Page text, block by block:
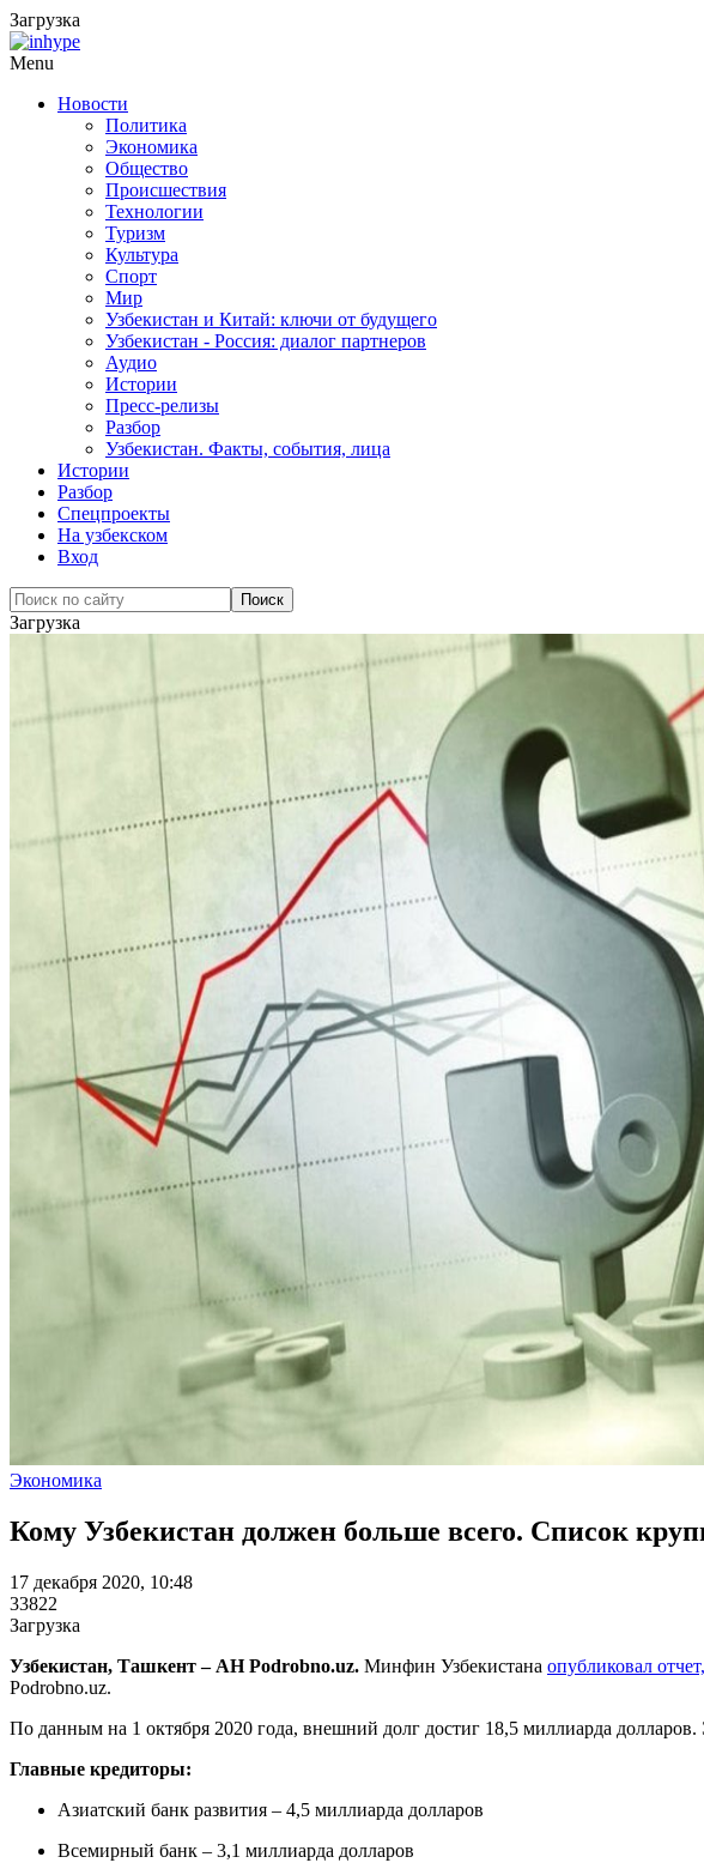
Загрузка
Menu
Новости
Политика
Экономика
Общество
Происшествия
Технологии
Туризм
Культура
Спорт
Мир
Узбекистан и Китай: ключи от будущего
Узбекистан - Россия: диалог партнеров
Аудио
Истории
Пресс-релизы
Разбор
Узбекистан. Факты, события, лица
Истории
Разбор
Спецпроекты
На узбекском
Вход
Загрузка
Экономика
Кому Узбекистан должен больше всего. Список
17 декабря 2020, 10:48
33822
Загрузка
Узбекистан, Ташкент – АН Podrobno.uz. Минфин Узбекистана опубликовал отчет,
Podrobno.uz.
По данным на 1 октября 2020 года, внешний долг достиг 18,5 миллиарда
Главные кредиторы:
Азиатский банк развития – 4,5 миллиарда долларов
Всемирный банк – 3,1 миллиарда долларов